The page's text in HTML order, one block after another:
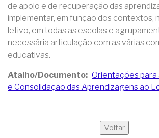
de apoio e de recuperação das
implementar, em função dos contextos,
letivo, em todas as escolas e
necessária articulação com as várias
educativas.
Atalho/Documento
Orientações para
e Consolidação das Aprendizagens ao
Voltar